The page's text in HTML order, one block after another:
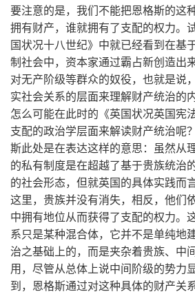
要注意的是，我们不能把恩格斯的这
拥有财产，谁就拥有了支配的权力。
国状况十八世纪》中就已经看到在基
制社会中，资本家通过霸占新创造出
对无产阶级等群众的奴役，也就是说
实社会关系的层面来理解财产统治的
怎么可能在此时的《英国状况英国宪
支配的政治学层面来解读财产统治呢
斯此处是在表达这样的意思：虽然从
的私有制度是在超越了基于贵族统治
的社会形态，但就英国的具体实践而
这里，贵族并没有消失，相反，他们
中拥有地位从而获得了支配的权力。
系只是某种混合体，它并不是单纯地
治之基础上的，而是夹杂着贵族、中
用，尽管从总体上说中间阶级的势力
到，恩格斯通过对这种具体的财产关